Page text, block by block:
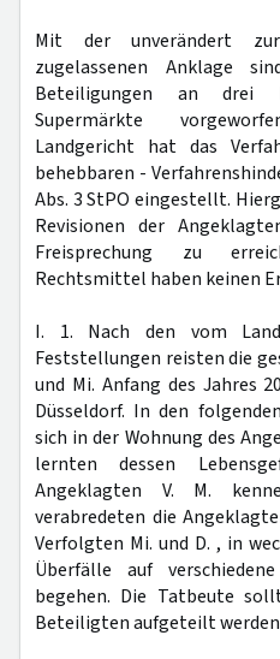
Mit der unverändert zur
zugelassenen Anklage
Beteiligungen an drei
Supermärkte
Landgericht hat das
behebbaren -
Abs. 3 StPO eingestellt.
Revisionen der
Freisprechung zu
Rechtsmittel haben keinen
I. 1. Nach den vom
Feststellungen reisten die
und Mi. Anfang des Jahres
Düsseldorf. In den
sich in der Wohnung des
lernten dessen
Angeklagten V. M.
verabredeten die
Verfolgten Mi. und D. , in
Überfälle auf
begehen. Die Tatbeute
Beteiligten aufgeteilt